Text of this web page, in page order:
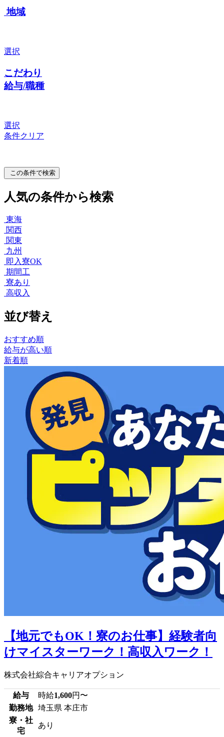
地域
選択
こだわり
給与/職種
選択
条件クリア
この条件で検索
人気の条件から検索
東海
関西
関東
九州
即入寮OK
期間工
寮あり
高収入
並び替え
おすすめ順
給与が高い順
新着順
【地元でもOK！寮のお仕事】経験者向
けマイスターワーク！高収入ワーク！
株式会社綜合キャリアオプション
給与 時給1,600円〜
勤務地
埼玉県 本庄市
寮・社
宅
あり